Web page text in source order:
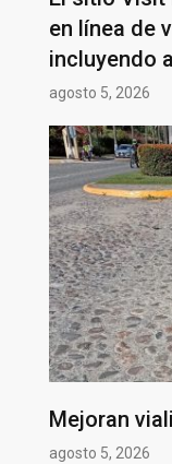
en línea de
incluyendo
agosto 5, 2026
Mejoran
agosto 5, 2026